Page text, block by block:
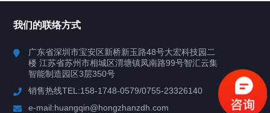
行业案例
我们的联络方式
广东省深圳市宝安区新桥新玉路48号大宏科技园二
楼 江苏省苏州市相城区渭塘镇凤南路99号智汇云集
智能制造园区3层350号
销售热线TEL:158-1748-0579/0755-23326140
e-mail:huangqin@hongzhanzdh.com